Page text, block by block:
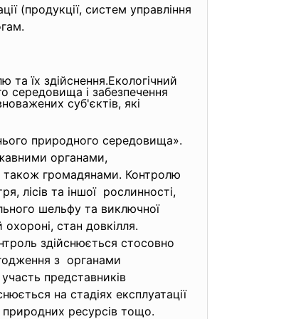
(продукції, систем управління
їх здійснення.Екологічний
середовища і забезпечення
суб'єктів, які
природного середовища».
органами,
також громадянами. Контролю
лісів та іншої рослинності,
шельфу та виключної
стан довкілля.
здійснюється стосовно
з органами
представників
на стадіях експлуатації
ресурсів тощо.